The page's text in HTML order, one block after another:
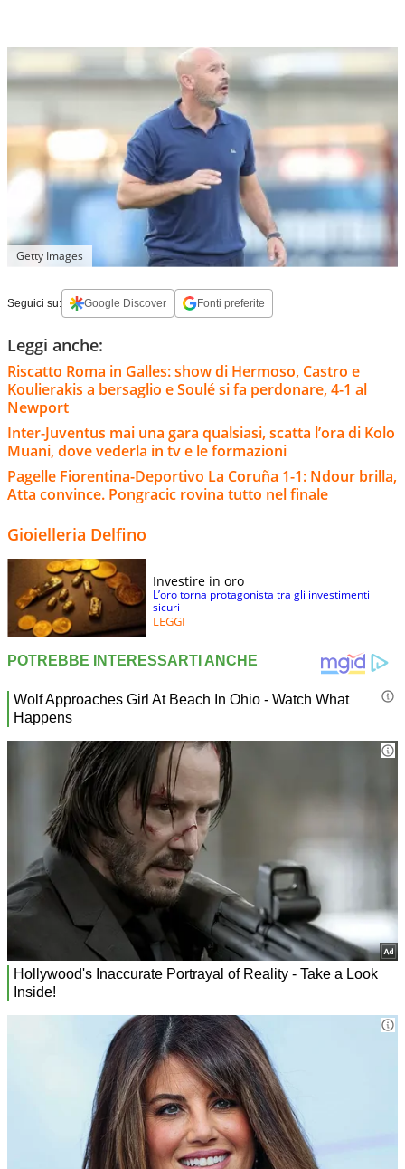
Getty Images
Seguici su: Google Discover Fonti preferite
Leggi anche:
Riscatto Roma in Galles: show di Hermoso, Castro e
Koulierakis a bersaglio e Soulé si fa perdonare, 4-1 al
Newport
Inter-Juventus mai una gara qualsiasi, scatta l’ora di Kolo
Muani, dove vederla in tv e le formazioni
Pagelle Fiorentina-Deportivo La Coruña 1-1: Ndour brilla,
Atta convince. Pongracic rovina tutto nel finale
Gioielleria Delfino
Investire in oro
L’oro torna protagonista tra gli investimenti
sicuri
LEGGI